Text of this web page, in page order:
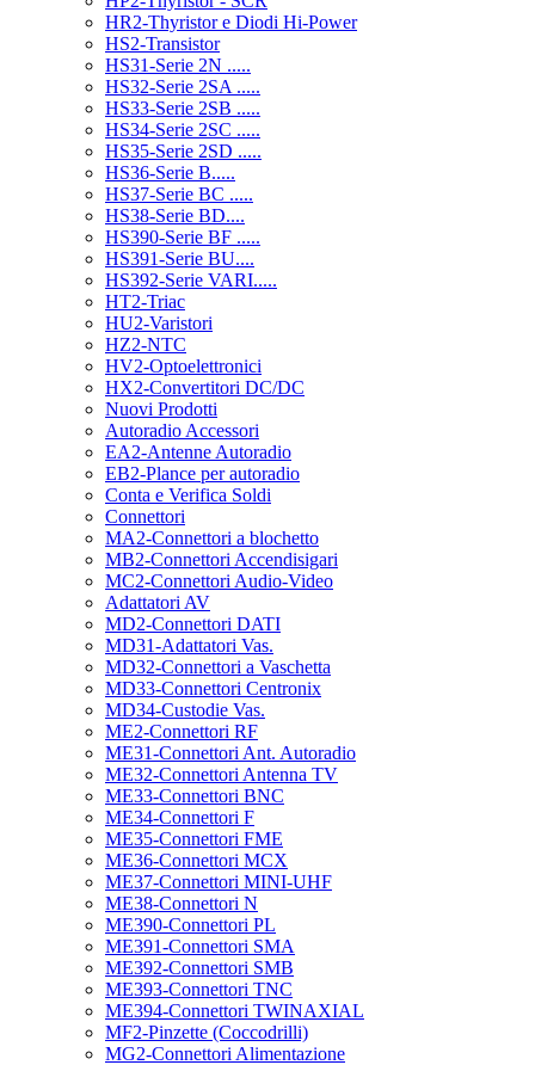
HR2-Thyristor e Diodi Hi-Power
HS2-Transistor
HS31-Serie 2N .....
HS32-Serie 2SA .....
HS33-Serie 2SB .....
HS34-Serie 2SC .....
HS35-Serie 2SD .....
HS36-Serie B.....
HS37-Serie BC .....
HS38-Serie BD....
HS390-Serie BF .....
HS391-Serie BU....
HS392-Serie VARI.....
HT2-Triac
HU2-Varistori
HZ2-NTC
HV2-Optoelettronici
HX2-Convertitori DC/DC
Nuovi Prodotti
Autoradio Accessori
EA2-Antenne Autoradio
EB2-Plance per autoradio
Conta e Verifica Soldi
Connettori
MA2-Connettori a blochetto
MB2-Connettori Accendisigari
MC2-Connettori Audio-Video
Adattatori AV
MD2-Connettori DATI
MD31-Adattatori Vas.
MD32-Connettori a Vaschetta
MD33-Connettori Centronix
MD34-Custodie Vas.
ME2-Connettori RF
ME31-Connettori Ant. Autoradio
ME32-Connettori Antenna TV
ME33-Connettori BNC
ME34-Connettori F
ME35-Connettori FME
ME36-Connettori MCX
ME37-Connettori MINI-UHF
ME38-Connettori N
ME390-Connettori PL
ME391-Connettori SMA
ME392-Connettori SMB
ME393-Connettori TNC
ME394-Connettori TWINAXIAL
MF2-Pinzette (Coccodrilli)
MG2-Connettori Alimentazione